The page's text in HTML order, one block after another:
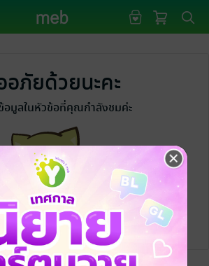
อภัยด้วยนะคะ
อมูลในหัวข้อที่คุณกำลังชมค่ะ